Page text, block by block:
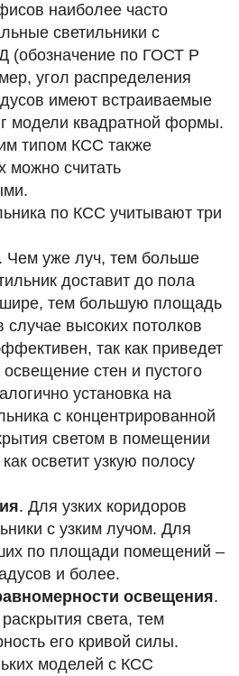
наиболее часто
светильники с
(обозначение по ГОСТ Р
угол распределения
имеют встраиваемые
модели квадратной формы.
типом КСС также
можно считать
по КСС учитывают три
. Чем уже луч, тем больше
доставит до пола
тем большую площадь
высоких потолков
так как приведет
освещение стен и пустого
установка на
с концентрированной
светом в помещении
осветит узкую полосу
. Для узких коридоров
с узким лучом. Для
по площади помещений –
и более.
освещения.
света, тем
его кривой силы.
моделей с КСС